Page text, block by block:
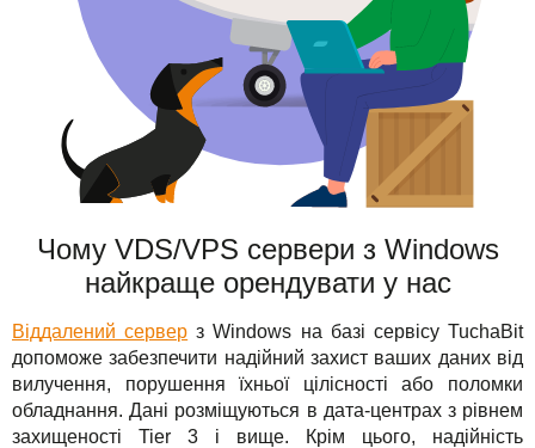
Чому VDS/VPS сервери з Windows
найкраще орендувати у нас
Віддалений сервер з Windows на базі сервісу TuchaBit
допоможе забезпечити надійний захист ваших даних від
вилучення, порушення їхньої цілісності або поломки
обладнання. Дані розміщуються в дата-центрах з рівнем
захищеності Tier 3 і вище. Крім цього, надійність